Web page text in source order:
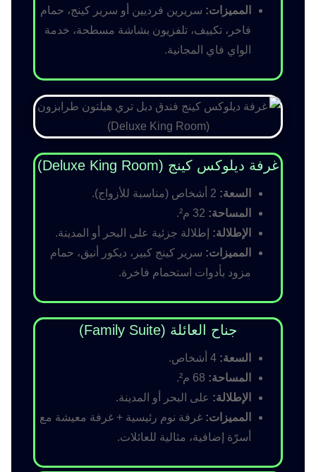
المميزات: سريرين فرديين أو سرير كينج، حمام
فاخر، تكييف، تلفزيون بشاشة مسطحة، خدمة
الواي فاي المجانية.
غرفة ديلوكس كينج (Deluxe King Room)
السعة:
المساحة:
الإطلالة: إطلالة جزئية على البحر أو المدينة.
المميزات: سرير كينج كبير، ديكور أنيق، حمام
مزود بأدوات استحمام فاخرة.
جناح العائلة (Family Suite)
السعة:
المساحة:
الإطلالة: على البحر أو المدينة.
المميزات: غرفة نوم رئيسية + غرفة معيشة مع
أسرّة إضافية، مثالية للعائلات.